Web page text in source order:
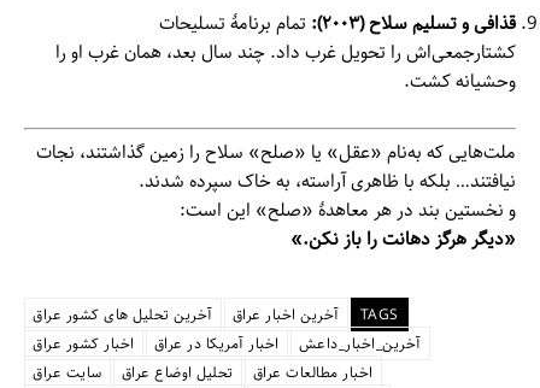
قذافی و تسلیم سلاح (۲۰۰۳):
تمام برنامهٔ تسلیحات
کشتارجمعی‌اش را تحویل غرب داد. چند سال بعد، همان غرب او را
وحشیانه کشت.
ملت‌هایی که به‌نام «عقل» یا «صلح» سلاح را زمین گذاشتند، نجات
نیافتند… بلکه با ظاهری آراسته، به خاک سپرده شدند.
و نخستین بند در هر معاهدهٔ «صلح» این است:
«دیگر هرگز دهانت را باز نکن.»
TAGS آخرین اخبار عراق
آخرین تحلیل های کشور عراق
آخرین_اخبار_داعش
اخبار آمریکا در عراق
اخبار کشور عراق
اخبار مطالعات عراق
تحلیل اوضاع عراق
سایت عراق